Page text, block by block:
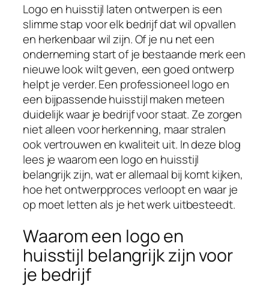
Logo en huisstijl laten ontwerpen is een
slimme stap voor elk bedrijf dat wil opvallen
en herkenbaar wil zijn. Of je nu net een
onderneming start of je bestaande merk een
nieuwe look wilt geven, een goed ontwerp
helpt je verder. Een professioneel logo en
een bijpassende huisstijl maken meteen
duidelijk waar je bedrijf voor staat. Ze zorgen
niet alleen voor herkenning, maar stralen
ook vertrouwen en kwaliteit uit. In deze blog
lees je waarom een logo en huisstijl
belangrijk zijn, wat er allemaal bij komt kijken,
hoe het ontwerpproces verloopt en waar je
op moet letten als je het werk uitbesteedt.
Waarom een logo en
huisstijl belangrijk zijn voor
je bedrijf